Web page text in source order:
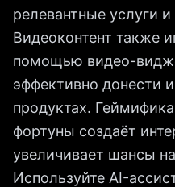
релевантные услуги
Видеоконтент также
помощью видео-
эффективно донести
продуктах.
фортуны создаёт
увеличивает шансы
Используйте AI-